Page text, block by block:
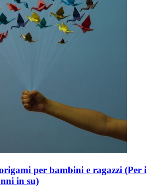
per bambini e ragazzi (Per i
in su)